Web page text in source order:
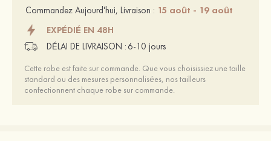
Commandez Aujourd'hui, Livraison : 15 août - 19 août
EXPÉDIÉ EN 48H
DÉLAI DE LIVRAISON : 6-10 jours
Cette robe est faite sur commande. Que vous choisissiez une taille
standard ou des mesures personnalisées, nos tailleurs
confectionnent chaque robe sur commande.